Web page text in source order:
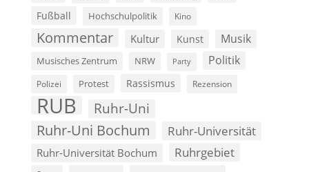
Fußball Hochschulpolitik Kino
Kommentar Kultur Kunst Musik
Musisches Zentrum NRW Party Politik
Polizei Protest Rassismus Rezension
RUB Ruhr-Uni
Ruhr-Uni Bochum Ruhr-Universität
Ruhr-Universität Bochum Ruhrgebiet